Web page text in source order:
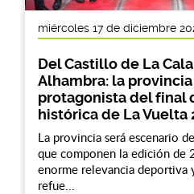
miércoles 17 de diciembre
Del Castillo de La
Alhambra: la
protagonista del final
histórica de La Vuelta
La provincia será escenario
que componen la edición de
enorme relevancia deportiva
refue...